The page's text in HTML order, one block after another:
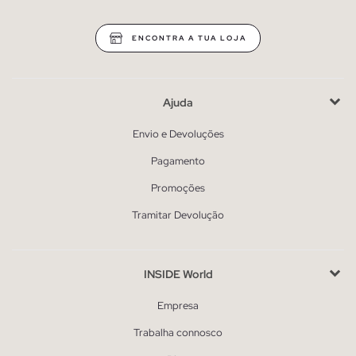
ENCONTRA A TUA LOJA
Ajuda
Envio e Devoluções
Pagamento
Promoções
Tramitar Devolução
INSIDE World
Empresa
Trabalha connosco